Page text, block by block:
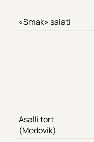
«Smak» salati
Asalli tort
(Medovik)